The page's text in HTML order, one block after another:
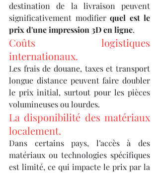
destination de la livraison peuvent
significativement modifier quel est le
prix d'une impression 3D en ligne.
Coûts logistiques
internationaux.
Les frais de douane, taxes et transport
longue distance peuvent faire doubler
le prix initial, surtout pour les pièces
volumineuses ou lourdes.
La disponibilité des matériaux
localement.
Dans certains pays, l’accès à des
matériaux ou technologies spécifiques
est limité, ce qui impacte le prix par la